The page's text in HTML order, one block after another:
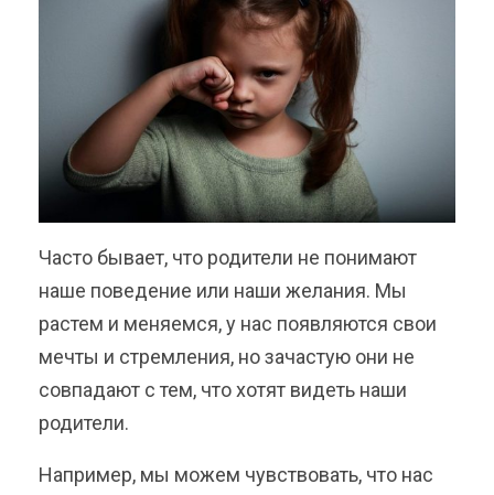
Часто бывает, что родители не понимают
наше поведение или наши желания. Мы
растем и меняемся, у нас появляются свои
мечты и стремления, но зачастую они не
совпадают с тем, что хотят видеть наши
родители.
Например, мы можем чувствовать, что нас